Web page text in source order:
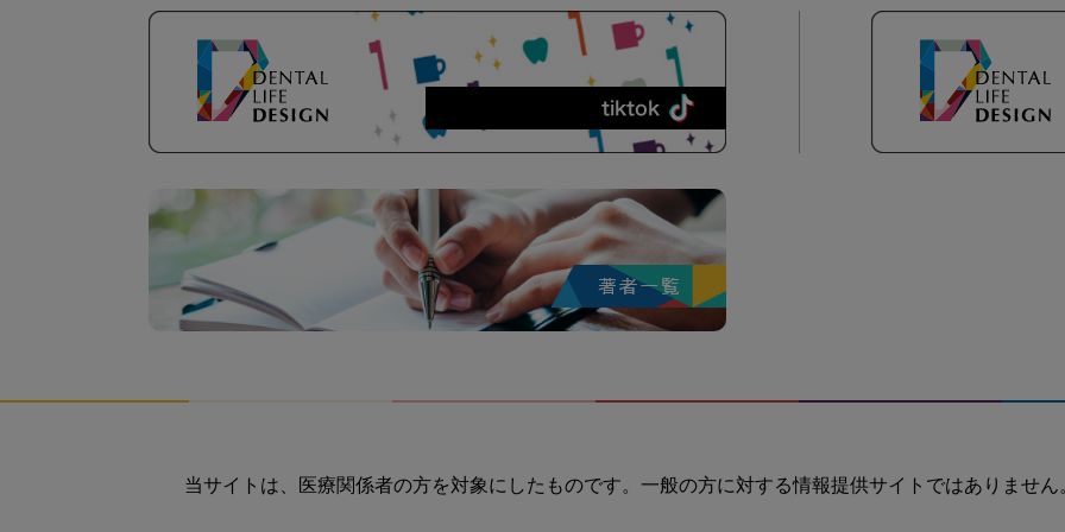
当サイトは、医療関係者の方を対象にしたものです。一般の方に対する情報提供サイトではありません